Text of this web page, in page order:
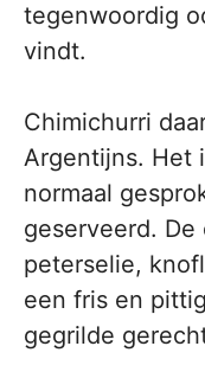
tegenwoordig
vindt.
Chimichurri
Argentijns. Het
normaal
geserveerd.
peterselie,
een fris en
gegrilde